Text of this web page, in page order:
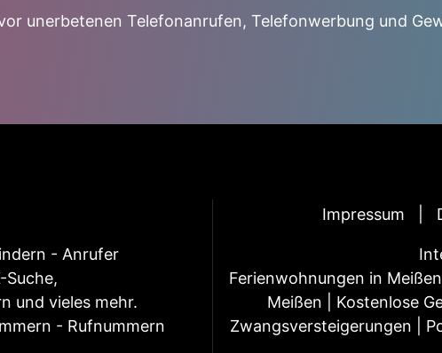
unerbetenen Telefonanrufen, Telefonwerbung und
- Anrufer
Suche,
und vieles mehr.
- Rufnummern
Impressum
Ferienwohnungen in Meißen
Meißen
Kostenlose
Zwangsversteigerungen